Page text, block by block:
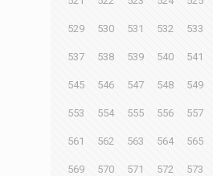
529 530 531 532 533
537 538 539 540 541
545 546 547 548 549
553 554 555 556 557
561 562 563 564 565
569 570 571 572 573